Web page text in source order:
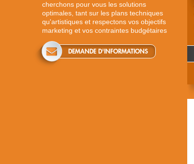
cherchons pour vous les solutions
optimales, tant sur les plans techniques
qu'artistiques et respectons vos objectifs
marketing et vos contraintes budgétaires
DEMANDE D'INFORMATIONS